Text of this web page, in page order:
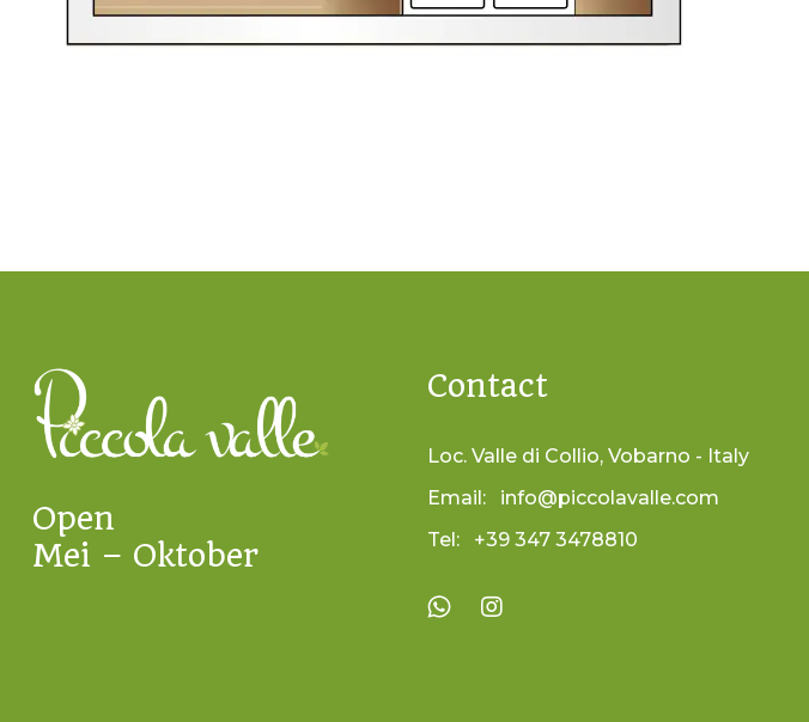
Open
Mei – Oktober
Contact
Loc. Valle di Collio, Vobarno - Italy
Email:
info@piccolavalle.com
Tel:
+39 347 3478810